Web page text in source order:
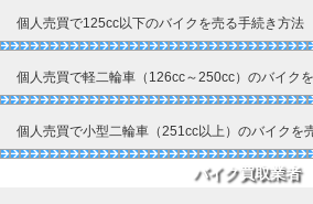
個人売買で125cc以下のバイクを売る手続き方法
個人売買で軽二輪車（126cc～250cc）のバイク
個人売買で小型二輪車（251cc以上）のバイクを
バイク買取業者